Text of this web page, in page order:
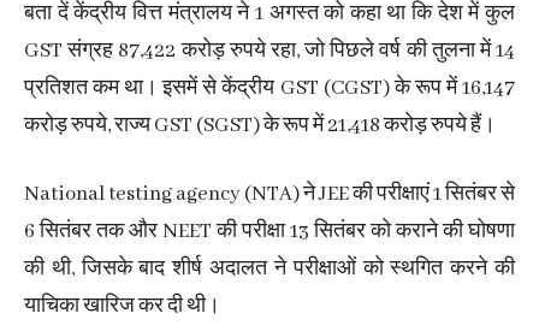
बता दें केंद्रीय वित्त मंत्रालय ने 1 अगस्त को कहा था कि देश में कुल
GST संग्रह 87,422 करोड़ रुपये रहा, जो पिछले वर्ष की तुलना में 14
प्रतिशत कम था। इसमें से केंद्रीय GST (CGST) के रूप में 16,147
करोड़ रुपये, राज्य GST (SGST) के रूप में 21,418 करोड़ रुपये हैं।
National testing agency (NTA) ने JEE की परीक्षाएं 1 सितंबर से
6 सितंबर तक और NEET की परीक्षा 13 सितंबर को कराने की घोषणा
की थी, जिसके बाद शीर्ष अदालत ने परीक्षाओं को स्थगित करने की
याचिका खारिज कर दी थी।